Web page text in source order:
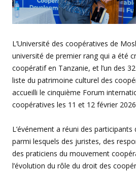
L’Université des coopératives de
université de premier rang qui a été
coopératif en Tanzanie, et l’un des
liste du patrimoine culturel des
accueilli le cinquième Forum
coopératives les 11 et 12 février
L’événement a réuni des
parmi lesquels des juristes, des
des praticiens du mouvement
l’évolution du rôle du droit des